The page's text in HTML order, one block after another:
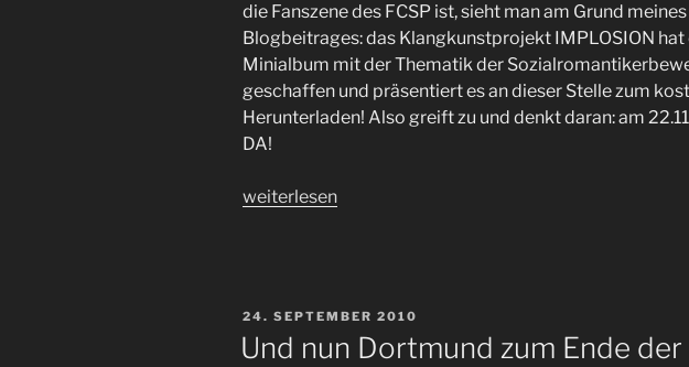
die Fanszene des FCSP ist, sieht man am Grund
Blogbeitrages: das Klangkunstprojekt IMPLOSION hat
Minialbum mit der Thematik der
geschaffen und präsentiert es an dieser Stelle zum
Herunterladen! Also greift zu und denkt daran: am
DA!
„HINGABE
Pauli
weiterlesen
VERÖFFENTLICHT
AM
24. SEPTEMBER 2010
Und nun Dortmund zum Ende der